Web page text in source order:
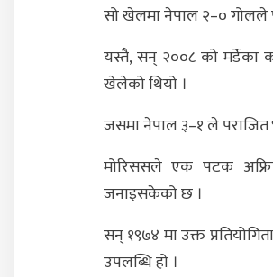
सो खेलमा नेपाल २–० गोलले
यस्तै, सन् २००८ को मर्डेका
खेलेको थियो ।
जसमा नेपाल ३–१ ले पराजित
मोरिससले एक पटक
जनाइसकेको छ ।
सन् १९७४ मा उक्त
उपलब्धि हो ।